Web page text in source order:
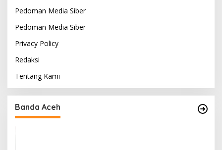
Pedoman Media Siber
Pedoman Media Siber
Privacy Policy
Redaksi
Tentang Kami
Banda Aceh